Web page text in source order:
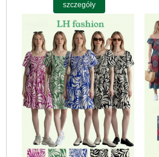
szczegóły